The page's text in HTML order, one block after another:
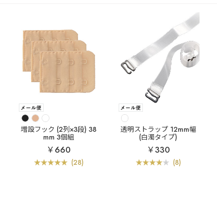
増設フック (2列×3段) 38
mm 3個組
￥660
(28)
透明ストラップ 12mm幅
(白濁タイプ)
￥330
(8)